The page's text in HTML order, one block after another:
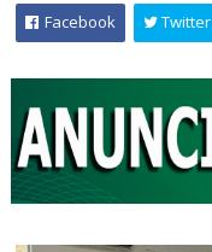
Facebook Twitter